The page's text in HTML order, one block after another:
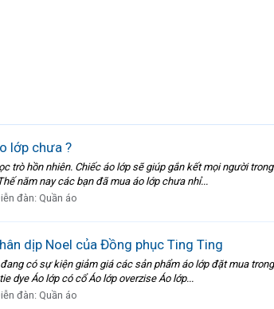
lớp chưa ?
trò hồn nhiên. Chiếc áo lớp sẽ giúp gắn kết mọi người
năm nay các bạn đã mua áo lớp chưa nhỉ...
đàn:Quần áo
dịp Noel của Đồng phục Ting Ting
có sự kiện giảm giá các sản phẩm áo lớp đặt mua
dye Áo lớp có cổ Áo lớp overzise Áo lớp...
đàn:Quần áo